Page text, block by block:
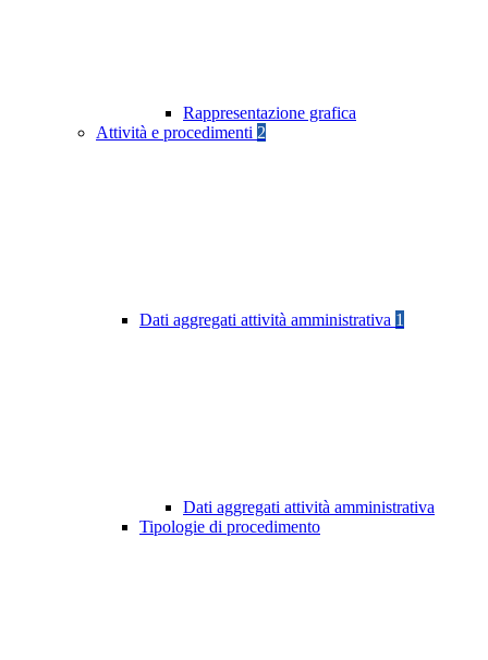
Rappresentazione grafica
Attività e procedimenti 2
Dati aggregati attività amministrativa 1
Dati aggregati attività amministrativa
Tipologie di procedimento